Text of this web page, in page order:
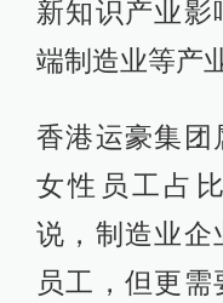
新知识产业影
端制造业等产
香港运豪集团
女性员工占
说，制造业企
员工，但更